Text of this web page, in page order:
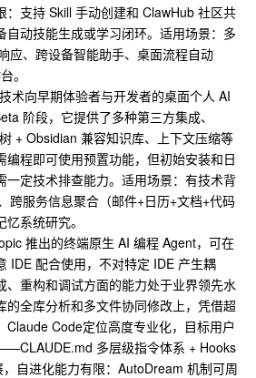
：支持 Skill 手动创建和 ClawHub 社区共
自动技能生成或学习闭环。适用场景：多
应、跨设备智能助手、桌面流程自动
。
术向早期体验者与开发者的桌面个人 AI
阶段，它提供了多种第三方集成、
+ Obsidian 兼容知识库、上下文压缩等
编程即可使用预置功能，但初始安装和日
一定技术排查能力。适用场景：有技术背
跨服务信息聚合（邮件+日历+文档+代码
系统研究。
推出的终端原生 AI 编程 Agent，可在
IDE 配合使用，不对特定 IDE 产生耦
、重构和调试方面的能力处于业界领先水
的全库分析和多文件协同修改上，凭借超
Claude Code定位高度专业化，目标用户
多层级指令体系 + Hooks
自进化能力有限：AutoDream 机制可周